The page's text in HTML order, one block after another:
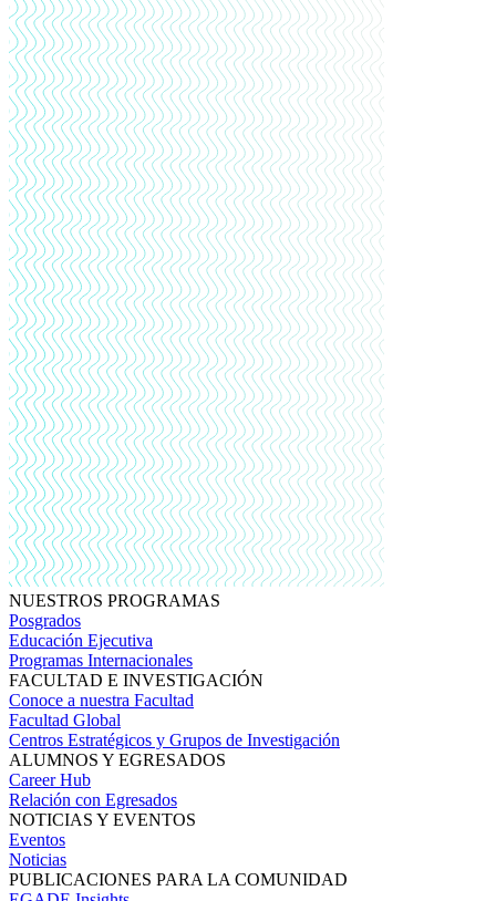
NUESTROS PROGRAMAS
Posgrados
Educación Ejecutiva
Programas Internacionales
FACULTAD E INVESTIGACIÓN
Conoce a nuestra Facultad
Facultad Global
Centros Estratégicos y Grupos de Investigación
ALUMNOS Y EGRESADOS
Career Hub
Relación con Egresados
NOTICIAS Y EVENTOS
Eventos
Noticias
PUBLICACIONES PARA LA COMUNIDAD